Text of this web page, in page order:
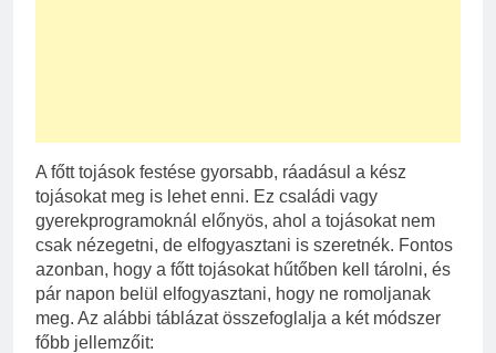
A főtt tojások festése gyorsabb, ráadásul a kész
tojásokat meg is lehet enni. Ez családi vagy
gyerekprogramoknál előnyös, ahol a tojásokat nem
csak nézegetni, de elfogyasztani is szeretnék. Fontos
azonban, hogy a főtt tojásokat hűtőben kell tárolni, és
pár napon belül elfogyasztani, hogy ne romoljanak
meg. Az alábbi táblázat összefoglalja a két módszer
főbb jellemzőit: